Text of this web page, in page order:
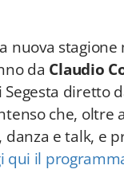
nuova
da Claudio
Segesta diretto
che, oltre
danza e talk, e
qui il